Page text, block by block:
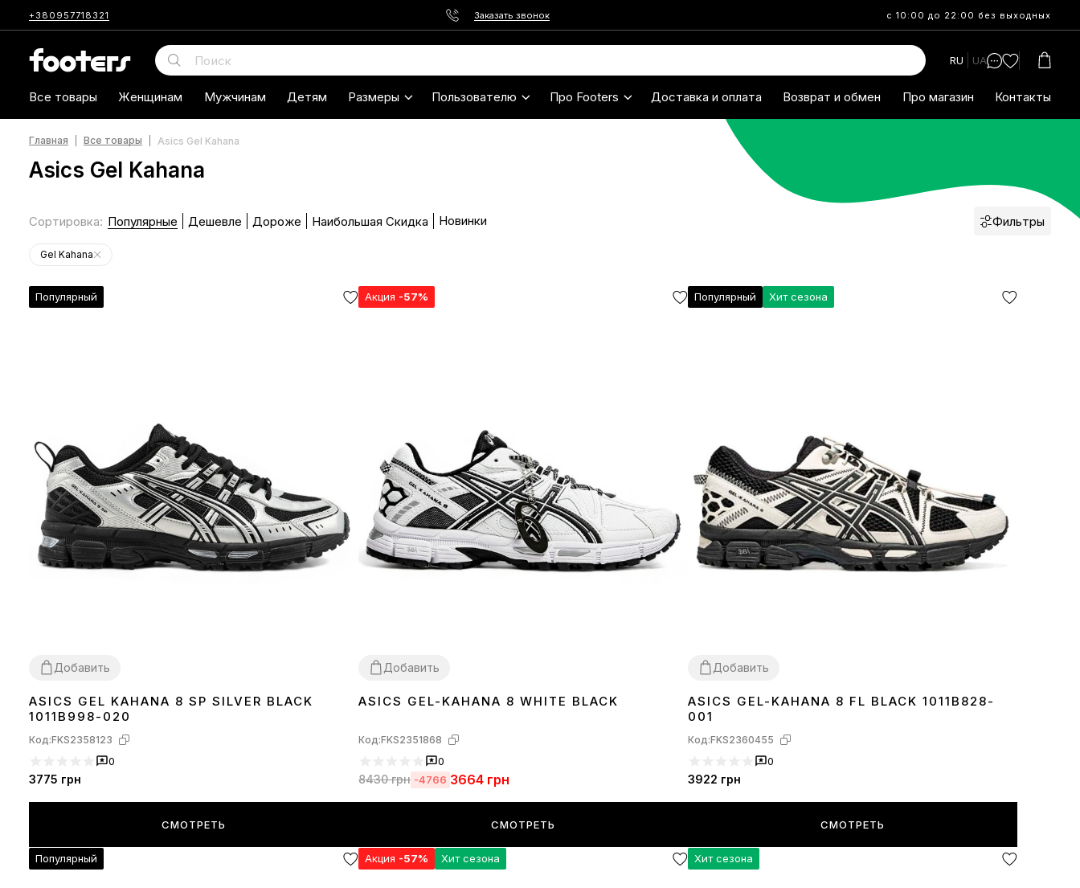
+380957718321 Заказать звонок с 10:00 до 22:00 без выходных
RU UA
Все товары Женщинам Мужчинам Детям Размеры Пользователю Про Footers Доставка и оплата Возврат и обмен Про магазин Контакты
Главная Все товары Asics Gel Kahana
Asics Gel Kahana
Сортировка: Популярные Дешевле Дороже Наибольшая Скидка Новинки Фильтры
Gel Kahana
Популярный
Добавить
36 38394041 4243 4445
ASICS GEL KAHANA 8 SP SILVER BLACK
1011B998-020
Код:FKS2358123
0
3775 грн
СМОТРЕТЬ
Акция -57%
Добавить
36 373839404142434445
ASICS GEL-KAHANA 8 WHITE BLACK
Код:FKS2351868
0
8430грн -4766 3664грн
СМОТРЕТЬ
Популярный Хит сезона
Добавить
36 373839404142434445
ASICS GEL-KAHANA 8 FL BLACK 1011B828-
001
Код:FKS2360455
0
3922 грн
СМОТРЕТЬ
Популярный Акция -57% Хит сезона Хит сезона